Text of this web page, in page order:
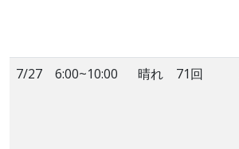
7/27 6:00~10:00 晴れ 71回